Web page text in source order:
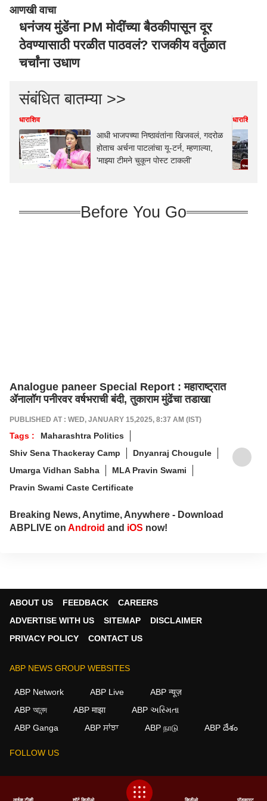
आणखी वाचा
धनंजय मुंडेंना PM मोदींच्या बैठकीपासून दूर
ठेवण्यासाठी परळीत पाठवलं? राजकीय वर्तुळात
चर्चांना उधाण
संबंधित बातम्या >>
धाराशिव
आधी भाजपच्या निष्ठावंतांना खिजवलं, गदरोळ
होताच अर्चना पाटलांचा यू-टर्न, म्हणाल्या,
'माझ्या टीमने चुकून पोस्ट टाकली'
धाराशिव
Before You Go
Analogue paneer Special Report : महाराष्ट्रात
ॲनालॉग पनीरवर वर्षभराची बंदी, तुकाराम मुंढेंचा तडाखा
PUBLISHED AT : WED, JANUARY 15,2025, 8:37 AM (IST)
Tags :
Maharashtra Politics
Shiv Sena Thackeray Camp
Dnyanraj Chougule
Umarga Vidhan Sabha
MLA Pravin Swami
Pravin Swami Caste Certificate
Breaking News, Anytime, Anywhere - Download
ABPLIVE on Android and iOS now!
ABOUT US FEEDBACK
CAREERS
ADVERTISE WITH US
SITEMAP
DISCLAIMER
PRIVACY POLICY
CONTACT US
ABP NEWS GROUP WEBSITES
ABP Network ABP Live
ABP न्यूज़
ABP আনন্দ
ABP माझा
ABP અસ્મિતા
ABP Ganga
ABP ਸਾਂਝਾ ABP நாடு ABP దేశం
FOLLOW US
This website follows the DNPA Code of Ethics. Copyright@2026.
We use cookies to improve your experience, analyze
agree to our use of cookies.